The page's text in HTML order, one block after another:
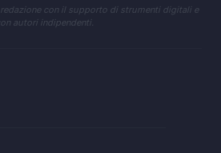
con il supporto di strumenti digitali e
autori indipendenti.